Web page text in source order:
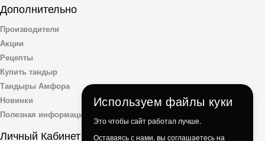
Дополнительно
Производители
Акции
Рецепты
Купить тандыр
Тандыры Амфора
Новинки
Полезная информация
Личный Кабинет
Используем файлы куки
Это чтобы сайт работал лучше.
Оставаясь с нами, вы соглашаетесь на